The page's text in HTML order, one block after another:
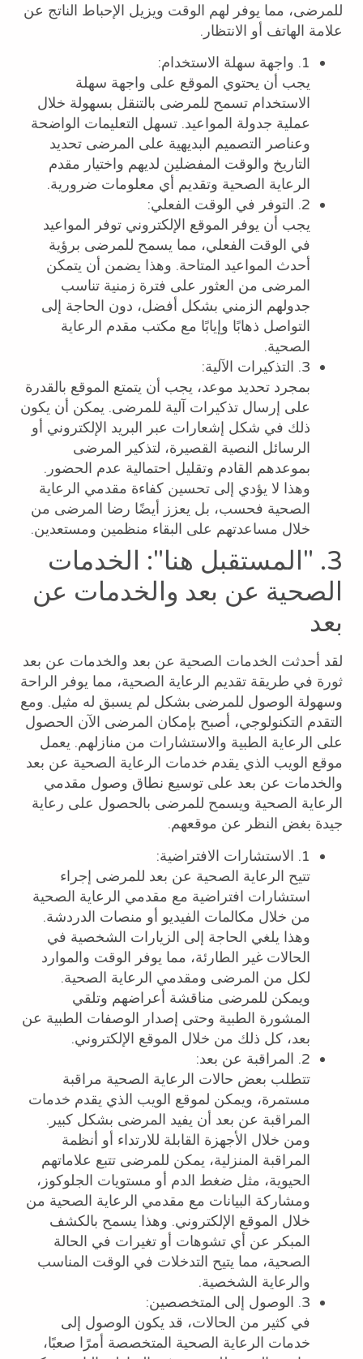
للمرضى، مما يوفر لهم الوقت ويزيل الإحباط الناتج عن
علامة الهاتف أو الانتظار.
1. واجهة سهلة الاستخدام:
يجب أن يحتوي الموقع على واجهة سهلة
الاستخدام تسمح للمرضى بالتنقل بسهولة خلال
عملية جدولة المواعيد. تسهل التعليمات الواضحة
وعناصر التصميم البديهية على المرضى تحديد
التاريخ والوقت المفضلين لديهم واختيار مقدم
الرعاية الصحية وتقديم أي معلومات ضرورية.
2. التوفر في الوقت الفعلي:
يجب أن يوفر الموقع الإلكتروني توفر المواعيد
في الوقت الفعلي، مما يسمح للمرضى برؤية
أحدث المواعيد المتاحة. وهذا يضمن أن يتمكن
المرضى من العثور على فترة زمنية تناسب
جدولهم الزمني بشكل أفضل، دون الحاجة إلى
التواصل ذهابًا وإيابًا مع مكتب مقدم الرعاية
الصحية.
3. التذكيرات الآلية:
بمجرد تحديد موعد، يجب أن يتمتع الموقع بالقدرة
على إرسال تذكيرات آلية للمرضى. يمكن أن يكون
ذلك في شكل إشعارات عبر البريد الإلكتروني أو
الرسائل النصية القصيرة، لتذكير المرضى
بموعدهم القادم وتقليل احتمالية عدم الحضور.
وهذا لا يؤدي إلى تحسين كفاءة مقدمي الرعاية
الصحية فحسب، بل يعزز أيضًا رضا المرضى من
خلال مساعدتهم على البقاء منظمين ومستعدين.
3. "المستقبل هنا": الخدمات
الصحية عن بعد والخدمات عن
بعد
لقد أحدثت الخدمات الصحية عن بعد والخدمات عن بعد
ثورة في طريقة تقديم الرعاية الصحية، مما يوفر الراحة
وسهولة الوصول للمرضى بشكل لم يسبق له مثيل. ومع
التقدم التكنولوجي، أصبح بإمكان المرضى الآن الحصول
على الرعاية الطبية والاستشارات من منازلهم. يعمل
موقع الويب الذي يقدم خدمات الرعاية الصحية عن بعد
والخدمات عن بعد على توسيع نطاق وصول مقدمي
الرعاية الصحية ويسمح للمرضى بالحصول على رعاية
جيدة بغض النظر عن موقعهم.
1. الاستشارات الافتراضية:
تتيح الرعاية الصحية عن بعد للمرضى إجراء
استشارات افتراضية مع مقدمي الرعاية الصحية
من خلال مكالمات الفيديو أو منصات الدردشة.
وهذا يلغي الحاجة إلى الزيارات الشخصية في
الحالات غير الطارئة، مما يوفر الوقت والموارد
لكل من المرضى ومقدمي الرعاية الصحية.
ويمكن للمرضى مناقشة أعراضهم وتلقي
المشورة الطبية وحتى إصدار الوصفات الطبية عن
بعد، كل ذلك من خلال الموقع الإلكتروني.
2. المراقبة عن بعد:
تتطلب بعض حالات الرعاية الصحية مراقبة
مستمرة، ويمكن لموقع الويب الذي يقدم خدمات
المراقبة عن بعد أن يفيد المرضى بشكل كبير.
ومن خلال الأجهزة القابلة للارتداء أو أنظمة
المراقبة المنزلية، يمكن للمرضى تتبع علاماتهم
الحيوية، مثل ضغط الدم أو مستويات الجلوكوز،
ومشاركة البيانات مع مقدمي الرعاية الصحية من
خلال الموقع الإلكتروني. وهذا يسمح بالكشف
المبكر عن أي تشوهات أو تغيرات في الحالة
الصحية، مما يتيح التدخلات في الوقت المناسب
والرعاية الشخصية.
3. الوصول إلى المتخصصين:
في كثير من الحالات، قد يكون الوصول إلى
خدمات الرعاية الصحية المتخصصة أمرًا صعبًا،